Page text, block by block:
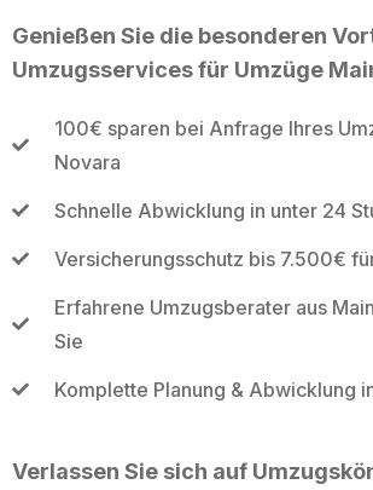
Genießen Sie die besonderen
Umzugsservices für Umzüge
100€ sparen bei Anfrage Ihres
Novara
Schnelle Abwicklung in unter 24
Versicherungsschutz bis 7.500€
Erfahrene Umzugsberater aus
Sie
Komplette Planung & Abwicklung
Verlassen Sie sich auf